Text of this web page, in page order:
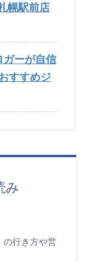
幌駅前店
ーが自信
すすめジ
み
の行き方や営